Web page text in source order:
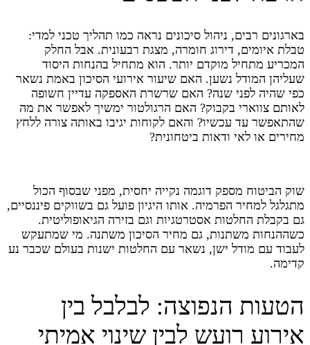
בארגונים רבים, ניהול סיכונים נראה כמו תהליך טכני למדי:
טבלת איומים, דירוג חומרה, מצגת רבעונית. אבל החלק
המכריע מתחיל מוקדם יותר. הוא מתחיל בהנחות היסוד
שעליהן המודל נשען. האם שיעור אירועי הסיכון באמת נשאר
כפי שהיה לפני שנה? האם שרשרת האספקה עדיין חשופה
לאותם צווארי בקבוק? האם הרגולטור ימשיך לאפשר את מה
שהתאפשר עד עכשיו? והאם לקוחות יגיבו באותה צורה ללחץ
מחירים או לאי ודאות ביטחונית?
שוק הביטוח מספק דוגמה נקייה יחסית, מפני שבסוף הכול
מתגלגל למחיר הפרמיה. אותו היגיון פועל גם בשווקים פיננסיים,
גם בקבלת החלטות אסטרטגיות וגם בזירה הגיאופוליטית.
כשההנחות משתנות, גם מחיר הסיכון משתנה. מי שמתעקש
לעבוד עם מודל ישן, נשאר עם החלטות ישנות בעולם שכבר נע
קדימה.
הטעות הנפוצה: לבלבל בין
אירוע רועש לבין שינוי אמיתי